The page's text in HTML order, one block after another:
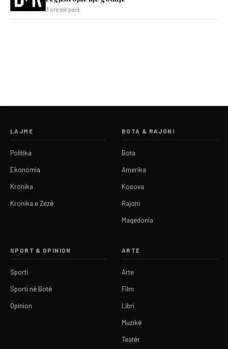
3 orë më parë
LAJME
Politika
Ekonomia
Kronika
Kronika e Zezë
BOTA & RAJONI
Bota
Amerika
Kosova
Rajoni
Maqedonia
SPORT & OPINION
Sporti
Sporti në Botë
Opinion
ARTE
Arte
Film
Libri
Muzikë
Teatër